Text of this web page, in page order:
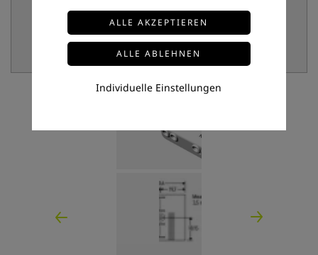
Individuelle Einstellungen